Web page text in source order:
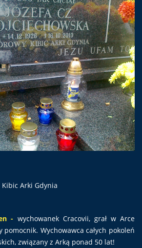
Kibic Arki Gdynia
- wychowanek Cracovii, grał w Arce
Wychowawca całych pokoleń
związany z Arką ponad 50 lat!